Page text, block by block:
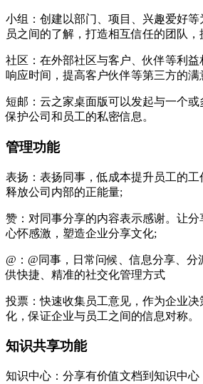
小组：创建以部门、项目、兴趣爱好
员之间的了解，打造相互信任的团队，
社区：在外部社区与客户、伙伴等利
响应时间，提高客户伙伴等第三方的满
短邮：云之家桌面版可以发起与一个或
保护公司和员工的私密信息。
管理功能
表扬：表扬同事，低成本提升员工的工
释放公司内部的正能量;
赞：对同事分享的内容表示感谢。让
心怀感激，塑造企业分享文化;
@：@同事，日常问候、信息分享、
供快捷、精准的社交化管理方式
投票：快速收集员工意见，作为企业
化，保证企业与员工之间的信息对称。
知识共享功能
知识中心：分享有价值文档到知识中